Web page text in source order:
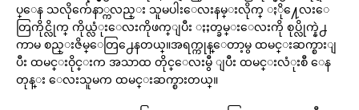
ပ္ေန သလိုက်ေနာ္ကလည္း သူမပါးေလးနမ္းလိုက္ ႏို႔ေလးေ
တြကိုင္လိုက္ ကိုယ္လံုးေလးကိုဖက္ျပီး ႏႈတ္ခမ္းေလးကို စုပ္လိုက္နဲ႕
ကာမ စည္းဇိမ္ေတြ႕ေနတယ္။အရက္ကုန္ေတာ့မွ ထမင္းဆက္စားျ
ပီး ထမင္းဝိုင္းက အသာထ တိုင္ေလးမွီ ျပီး ထမင္းလံုးစီ ေန
တုန္း ေလးသူမက ထမင္းဆက္စားတယ္။